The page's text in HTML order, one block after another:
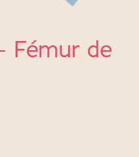
Fémur de